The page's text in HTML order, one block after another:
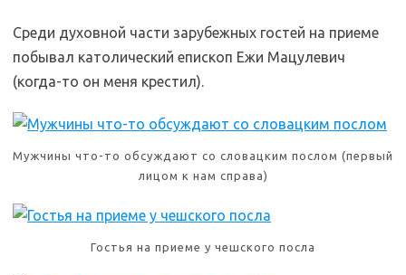
Среди духовной части зарубежных гостей на приеме
побывал католический епископ Ежи Мацулевич
(когда-то он меня крестил).
Мужчины что-то обсуждают со словацким послом (первый
лицом к нам справа)
Гостья на приеме у чешского посла